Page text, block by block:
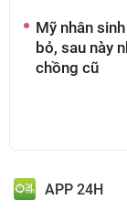
Mỹ nhân
bỏ, sau này
chồng cũ
APP 24H